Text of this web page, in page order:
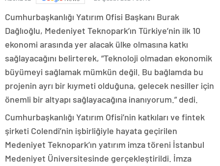
Cumhurbaşkanlığı Yatırım Ofisi Başkanı Burak
Dağlıoğlu, Medeniyet Teknopark’ın Türkiye’nin ilk 10
ekonomi arasında yer alacak ülke olmasına katkı
sağlayacağını belirterek, “Teknoloji olmadan ekonomik
büyümeyi sağlamak mümkün değil. Bu bağlamda bu
projenin ayrı bir kıymeti olduğuna, gelecek nesiller için
önemli bir altyapı sağlayacağına inanıyorum.” dedi.
Cumhurbaşkanlığı Yatırım Ofisi’nin katkıları ve fintek
şirketi Colendi’nin işbirliğiyle hayata geçirilen
Medeniyet Teknopark’ın yatırım imza töreni İstanbul
Medeniyet Üniversitesinde gerçekleştirildi. İmza